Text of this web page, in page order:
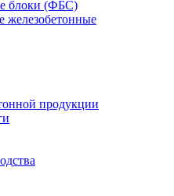
блоки (ФБС)
железобетонные
продукции